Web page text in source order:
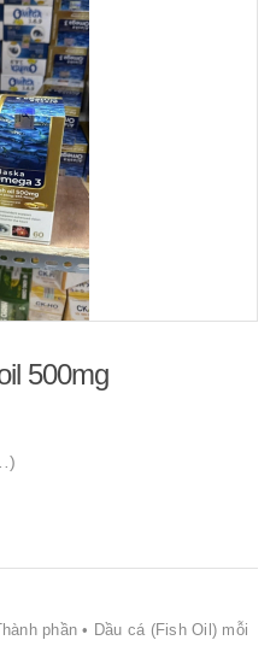
500mg
)
phần • Dầu cá (Fish Oil) mỗi